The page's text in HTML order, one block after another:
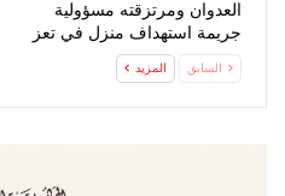
العدوان ومرتزقته مسؤولية
جريمة استهداف منزل في تعز
السابق المزيد